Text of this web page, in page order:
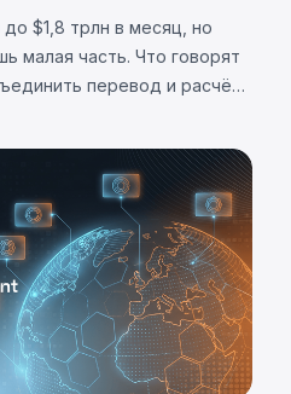
$1,8 трлн в месяц, но
малая часть. Что говорят
перевод и расчёт,